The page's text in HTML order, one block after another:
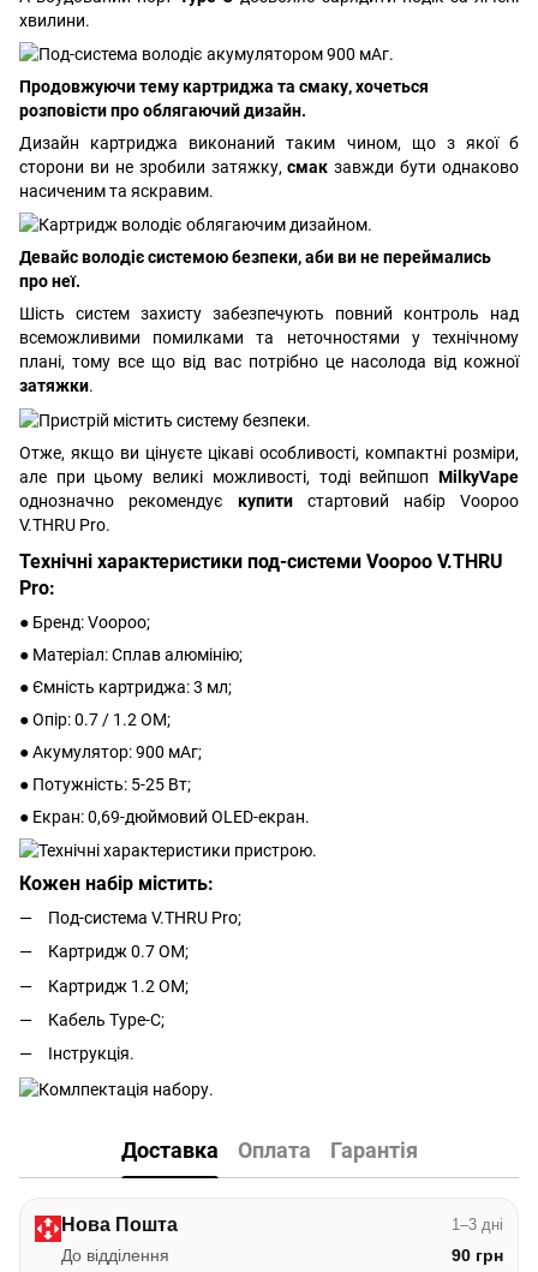
хвилини.
Продовжуючи тему картриджа та смаку, хочеться
розповісти про облягаючий дизайн.
Дизайн картриджа виконаний таким чином, що з якої б
сторони ви не зробили затяжку,смакзавжди бути однаково
насиченим та яскравим.
Девайс володіє системою безпеки, аби ви не переймались
про неї.
Шість систем захисту забезпечують повний контроль над
всеможливими помилками та неточностями у технічному
плані, тому все що від вас потрібно це насолода від кожної
затяжки.
Отже, якщо ви цінуєте цікаві особливості, компактні розміри,
але при цьому великі можливості, тоді вейпшоп MilkyVape
однозначно рекомендує купити стартовий набір Voopoo
V.THRU Pro.
Технічні характеристики под-системи Voopoo V.THRU
Pro:
● Бренд: Voopoo;
● Матеріал: Сплав алюмінію;
● Ємність картриджа: 3 мл;
● Опір: 0.7 / 1.2 ОМ;
● Акумулятор: 900 мАг;
● Потужність: 5-25 Вт;
● Екран: 0,69-дюймовий OLED-екран.
Кожен набір містить:
Под-система V.THRU Pro;
Картридж 0.7 ОМ;
Картридж 1.2 ОМ;
Кабель Type-C;
Інструкція.
Доставка Оплата Гарантія
Нова Пошта 1–3 дні
До відділення
90 грн